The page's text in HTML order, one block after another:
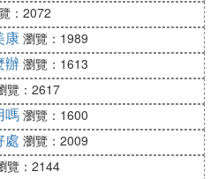
的，如果是偏乾燥或偏
擇補水型系列。不要一味的
一段時刻的膚色面已，建議
進行選擇。
覺得韓後怎麼樣
針對不同和膚質。
：2072
康 瀏覽：1989
辦 瀏覽：1613
覽：2617
嗎 瀏覽：1600
處 瀏覽：2009
覽：2144